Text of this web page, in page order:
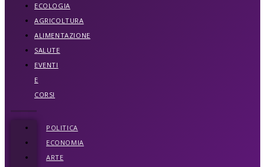
ECOLOGIA
AGRICOLTURA
ALIMENTAZIONE
SALUTE
EVENTI
E
CORSI
POLITICA
ECONOMIA
ARTE